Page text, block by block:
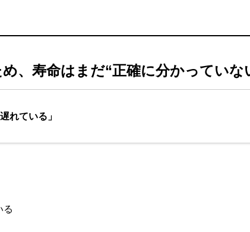
、寿命はまだ“正確に分かっていな
れている」
る